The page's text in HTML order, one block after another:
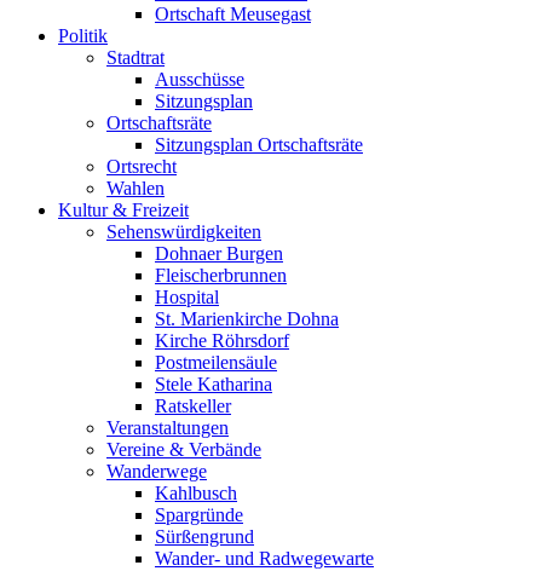
Ortschaft Meusegast
Politik
Stadtrat
Ausschüsse
Sitzungsplan
Ortschaftsräte
Sitzungsplan Ortschaftsräte
Ortsrecht
Wahlen
Kultur & Freizeit
Sehenswürdigkeiten
Dohnaer Burgen
Fleischerbrunnen
Hospital
St. Marienkirche Dohna
Kirche Röhrsdorf
Postmeilensäule
Stele Katharina
Ratskeller
Veranstaltungen
Vereine & Verbände
Wanderwege
Kahlbusch
Spargründe
Sürßengrund
Wander- und Radwegewarte